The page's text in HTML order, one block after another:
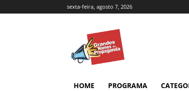
sexta-feira, agosto 7, 2026
HOME PROGRAMA